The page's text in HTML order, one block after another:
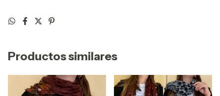
Productos similares